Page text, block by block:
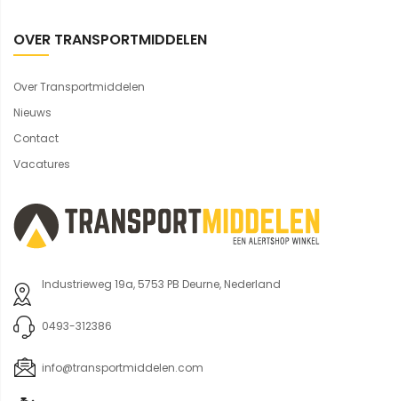
OVER TRANSPORTMIDDELEN
Over Transportmiddelen
Nieuws
Contact
Vacatures
Industrieweg 19a, 5753 PB Deurne, Nederland
0493-312386
info@transportmiddelen.com